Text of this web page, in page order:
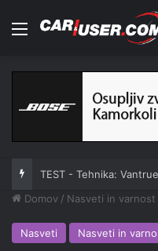
Meni
TEST - Tehnika:
Domov / Nasveti in varnost
Nasveti Nasveti in